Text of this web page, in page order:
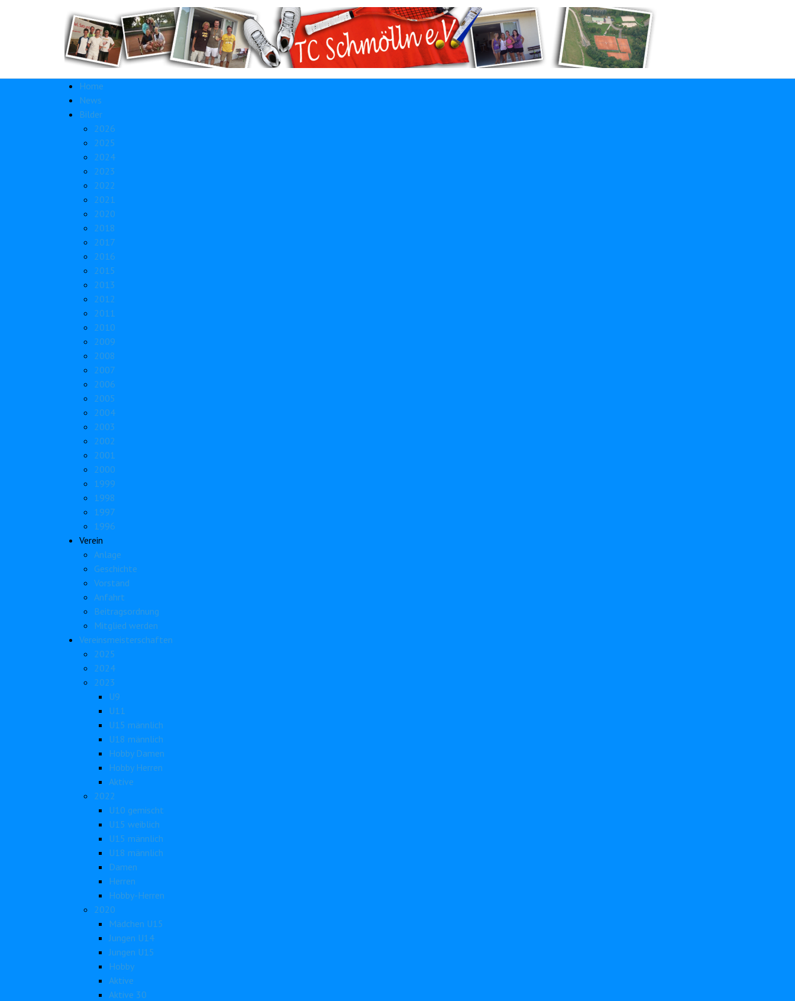
Home
News
Bilder
2026
2025
2024
2023
2022
2021
2020
2018
2017
2016
2015
2013
2012
2011
2010
2009
2008
2007
2006
2005
2004
2003
2002
2001
2000
1999
1998
1997
1996
Verein
Anlage
Geschichte
Vorstand
Anfahrt
Beitragsordnung
Mitglied werden
Vereinsmeisterschaften
2025
2024
2023
U9
U11
U15 männlich
U18 männlich
Hobby Damen
Hobby Herren
Aktive
2022
U10 gemischt
U15 weiblich
U15 männlich
U18 männlich
Damen
Herren
Hobby-Herren
2020
Mädchen U15
Jungen U14
Jungen U15
Hobby
Aktive
Aktive 30